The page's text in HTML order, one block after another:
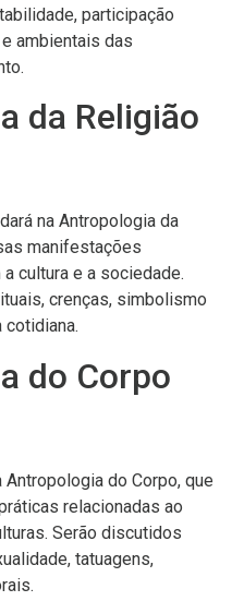
participação
ambientais das
da Religião
na Antropologia da
manifestações
cultura e a sociedade.
crenças, simbolismo
cotidiana.
do Corpo
do Corpo, que
relacionadas ao
Serão discutidos
tatuagens,